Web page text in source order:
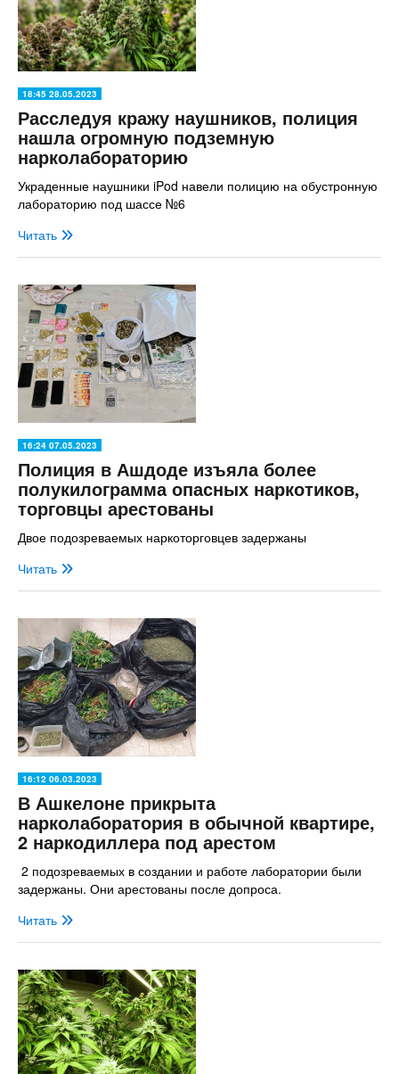
18:45 28.05.2023
Расследуя кражу наушников, полиция
нашла огромную подземную
нарколабораторию
Украденные наушники iPod навели полицию на обустронную
лабораторию под шассе №6
Читать
16:24 07.05.2023
Полиция в Ашдоде изъяла более
полукилограмма опасных наркотиков,
торговцы арестованы
Двое подозреваемых наркоторговцев задержаны
Читать
16:12 06.03.2023
В Ашкелоне прикрыта
нарколаборатория в обычной квартире,
2 наркодиллера под арестом
2 подозреваемых в создании и работе лаборатории были
задержаны. Они арестованы после допроса.
Читать